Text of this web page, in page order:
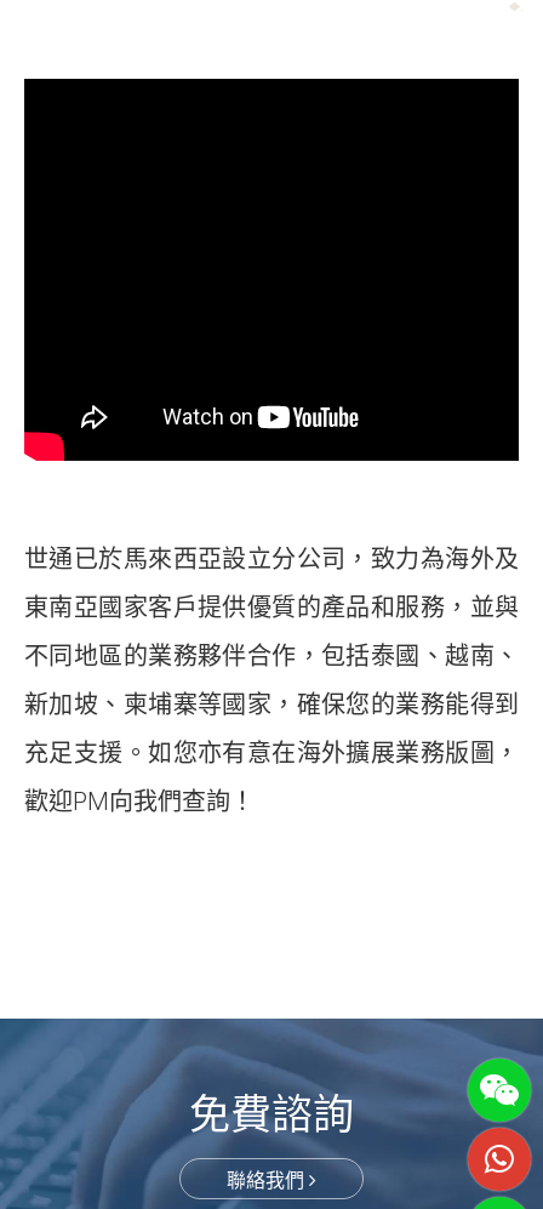
世通已於馬來西亞設立分公司，致力為海外及
東南亞國家客戶提供優質的產品和服務，並與
不同地區的業務夥伴合作，包括泰國、越南、
新加坡、柬埔寨等國家，確保您的業務能得到
充足支援。如您亦有意在海外擴展業務版圖，
歡迎PM向我們查詢！
免費諮詢
聯絡我們